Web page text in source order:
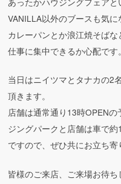
VANILLA以外のブースも気に
カレーパンとか浪江焼そばな
仕事に集中できるか心配です
当日はニイツマとタナカの2
頂きます。
店舗は通常通り13時OPENの
ジングパークと店舗は車で
ですので、ぜひ共にお立ち寄
皆様のご来店、ご来場お待ち